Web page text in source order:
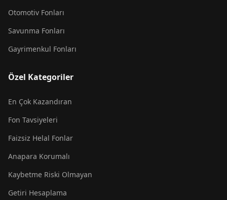
Otomotiv Fonları
Savunma Fonları
Gayrimenkul Fonları
Özel Kategoriler
En Çok Kazandıran
Fon Tavsiyeleri
Faizsiz Helal Fonlar
Anapara Korumalı
Kaybetme Riski Olmayan
Getiri Hesaplama